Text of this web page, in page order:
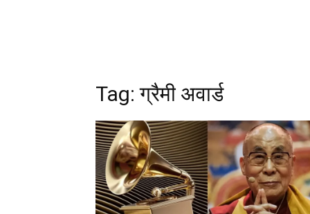
Tag: ग्रैमी अवार्ड